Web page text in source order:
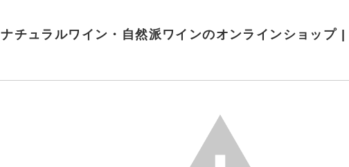
ナチュラルワイン・自然派ワインのオンラインショッ